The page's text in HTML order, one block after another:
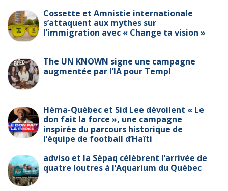
Cossette et Amnistie internationale
s’attaquent aux mythes sur
l’immigration avec « Change ta vision »
The UN KNOWN signe une campagne
augmentée par l’IA pour Templ
Héma-Québec et Sid Lee dévoilent « Le
don fait la force », une campagne
inspirée du parcours historique de
l’équipe de football d’Haïti
adviso et la Sépaq célèbrent l’arrivée de
quatre loutres à l’Aquarium du Québec